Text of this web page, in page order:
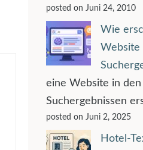
posted on Juni 24, 2010
Wie
Website
eine Website in den
Suchergebnissen
posted on Juni 2, 2025
Hotel-